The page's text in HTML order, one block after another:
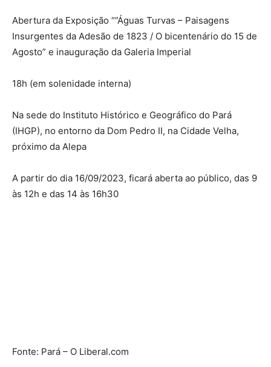
Abertura da Exposição “”Águas Turvas – Paisagens
Insurgentes da Adesão de 1823 / O bicentenário do 15 de
Agosto” e inauguração da Galeria Imperial
18h (em solenidade interna)
Na sede do Instituto Histórico e Geográfico do Pará
(IHGP), no entorno da Dom Pedro II, na Cidade Velha,
próximo da Alepa
A partir do dia 16/09/2023, ficará aberta ao público, das 9
às 12h e das 14 às 16h30
Fonte: Pará – O Liberal.com